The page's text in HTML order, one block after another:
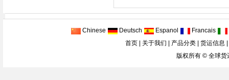
Chinese Deutsch Espanol Francais
首页| 关于我们 产品分类| 货运信息
版权所有 © 全球货